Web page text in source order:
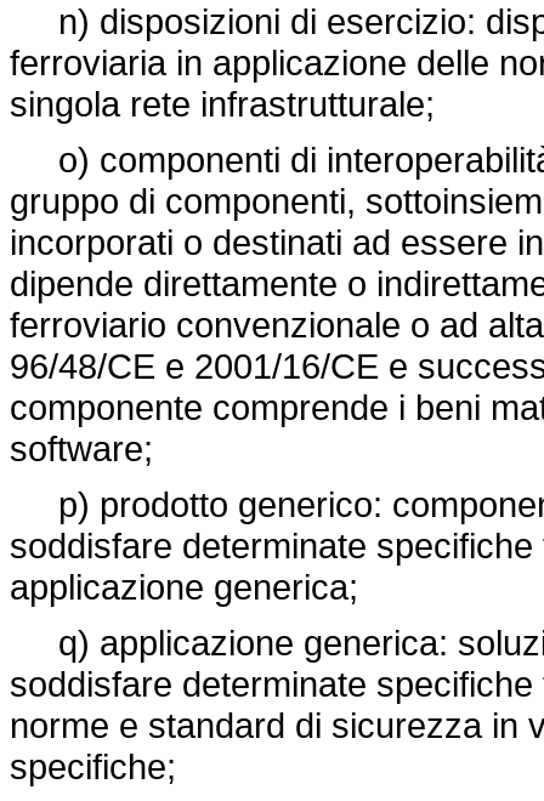
n) disposizioni di esercizio:
ferroviaria in applicazione delle
singola rete infrastrutturale;
o) componenti di
gruppo di componenti,
incorporati o destinati ad essere
dipende direttamente o
ferroviario convenzionale o ad
96/48/CE e 2001/16/CE e
componente comprende i beni
software;
p) prodotto generico:
soddisfare determinate
applicazione generica;
q) applicazione generica:
soddisfare determinate
norme e standard di sicurezza in
specifiche;